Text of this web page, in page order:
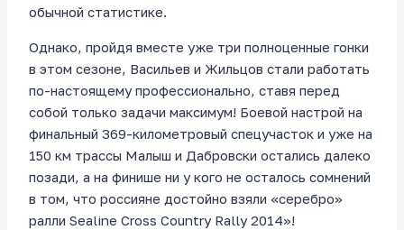
обычной статистике.
Однако, пройдя вместе уже три полноценные гонки
в этом сезоне, Васильев и Жильцов стали работать
по-настоящему профессионально, ставя перед
собой только задачи максимум! Боевой настрой на
финальный 369-километровый спецучасток и уже на
150 км трассы Малыш и Дабровски остались далеко
позади, а на финише ни у кого не осталось сомнений
в том, что россияне достойно взяли «серебро»
ралли Sealine Cross Country Rally 2014»!